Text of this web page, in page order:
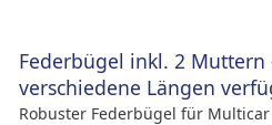
Federbügel inkl. 2 Muttern
verschiedene Längen
Robuster Federbügel für Multicar